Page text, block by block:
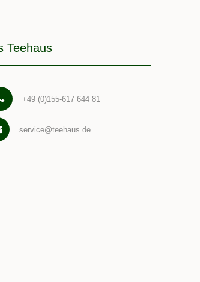
Teehaus
+49 (0)155-617 644 81
service@teehaus.de